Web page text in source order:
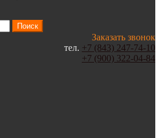
Поиск
Заказать звонок
тел. +7 (843) 247-74-10
+7 (900) 322-04-84